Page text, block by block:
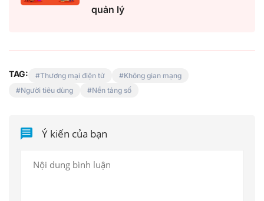
quản lý
TAG: Thương mại điện tử
Không gian mạng
Người tiêu dùng
Nền tảng số
Ý kiến của bạn